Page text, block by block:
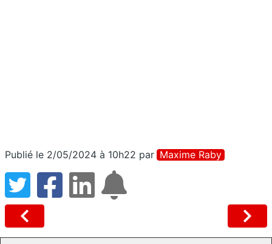
Publié le 2/05/2024 à 10h22 par Maxime Raby